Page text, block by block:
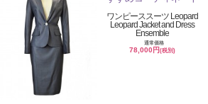
ワンピーススーツ Leopard
Leopard Jacket and Dress
Ensemble
通常価格
78,000円(税別)